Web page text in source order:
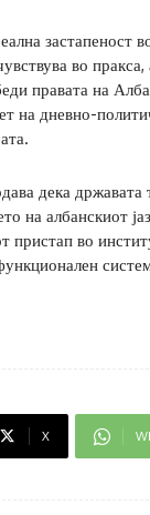
застапеност
во
правата на
на дневно-
дека државата
на албанскиот
пристап во
X